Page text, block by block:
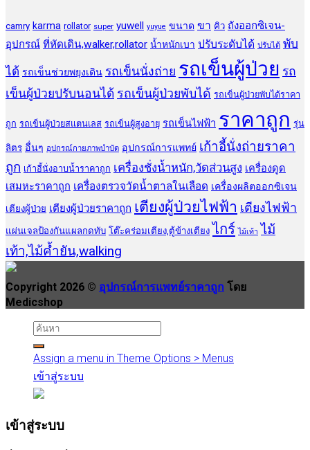
camry karma rollator super yuwell yuyue ขนาด ขา คิว ถังออกซิเจน-
อุปกรณ์ ที่หัดเดิน,walker,rollator น้ำหนักเบา ปรับระดับได้ ปรับได้ พับ
ได้ รถเข็นช่วยพยุงเดิน รถเข็นนั่งถ่าย รถเข็นผู้ป่วย รถ
เข็นผู้ป่วยปรับนอนได้ รถเข็นผู้ป่วยพับได้ รถเข็นผู้ป่วยพับได้ราคา
ถูก รถเข็นผู้ป่วยสแตนเลส รถเข็นผู้สูงอายุ รถเข็นไฟฟ้า ราคาถูก รุ่น
ลิตร อื่นๆ อุปกรณ์กายภาพบำบัด อุปกรณ์การแพทย์ เก้าอี้นั่งถ่ายราคา
ถูก เก้าอี้นั่งอาบน้ำราคาถูก เครื่องชั่งน้ำหนัก,วัดส่วนสูง เครื่องดูด
เสมหะราคาถูก เครื่องตรวจวัดน้ำตาลในเลือด เครื่องผลิตออกซิเจน
เตียงผู้ป่วย เตียงผู้ป่วยราคาถูก เตียงผู้ป่วยไฟฟ้า เตียงไฟฟ้า
แผ่นเจลป้องกันแผลกดทับ โต๊ะคร่อมเตียง,ตู้ข้างเตียง ไกร์ ไม้เท้า ไม้
เท้า,ไม้ค้ำยัน,walking
Copyright 2026 © อุปกรณ์การแพทย์ราคาถูก โดย
Medicshop
Assign a menu in Theme Options > Menus
เข้าสู่ระบบ
เข้าสู่ระบบ